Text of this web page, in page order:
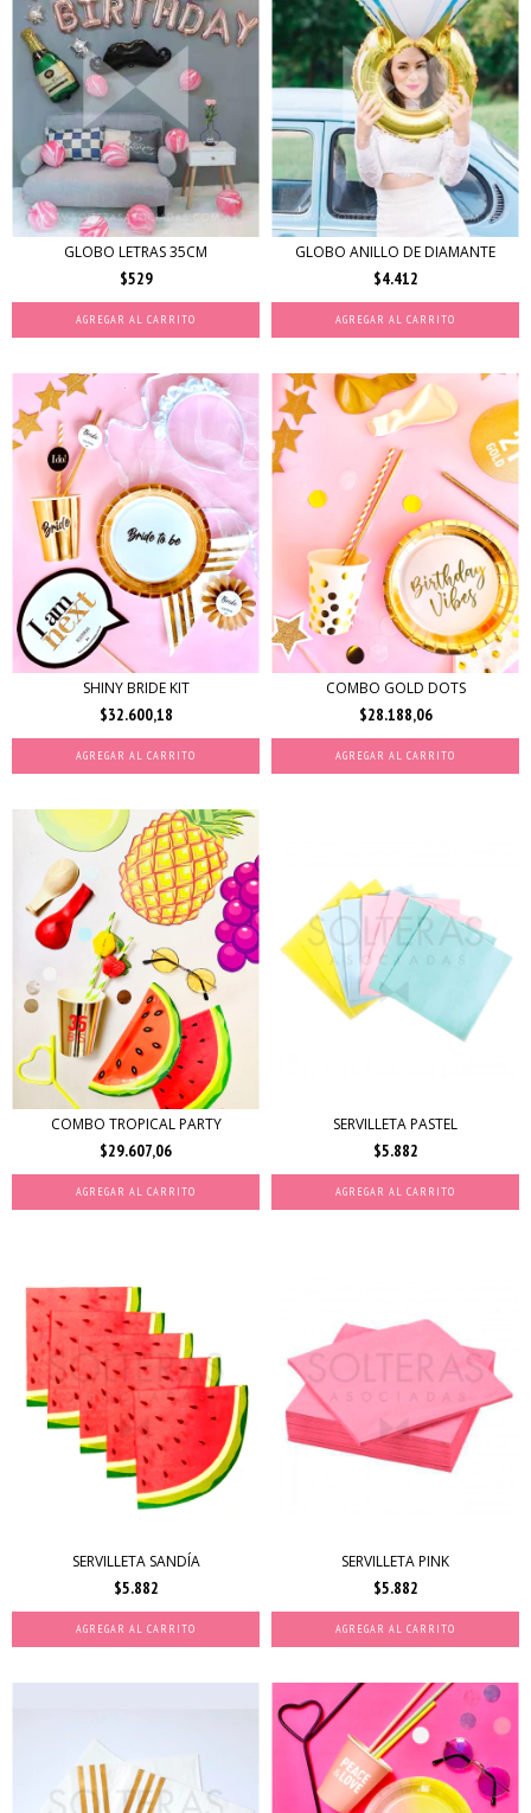
GLOBO LETRAS 35CM
$529
GLOBO ANILLO DE DIAMANTE
$4.412
AGREGAR AL CARRITO
SHINY BRIDE KIT
$32.600,18
COMBO GOLD DOTS
$28.188,06
AGREGAR AL CARRITO
COMBO TROPICAL PARTY
$29.607,06
AGREGAR AL CARRITO
SERVILLETA PASTEL
$5.882
SERVILLETA SANDÍA
$5.882
SERVILLETA PINK
$5.882